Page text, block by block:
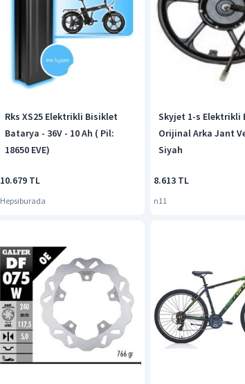
Rks XS25 Elektrikli Bisiklet
Batarya - 36V - 10 Ah ( Pil:
18650 EVE)
10.679 TL
Hepsiburada
Skyjet 1-s Elektrikli
Orijinal Arka Jant
Siyah
8.613 TL
n11